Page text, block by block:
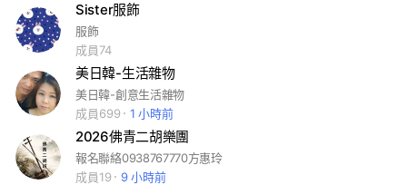
Sister服飾
服飾
成員74
美日韓-生活雜物
美日韓-創意生活雜物
成員699
1 小時前
2026佛青二胡樂團
報名聯絡0938767770方惠玲
成員19
9 小時前